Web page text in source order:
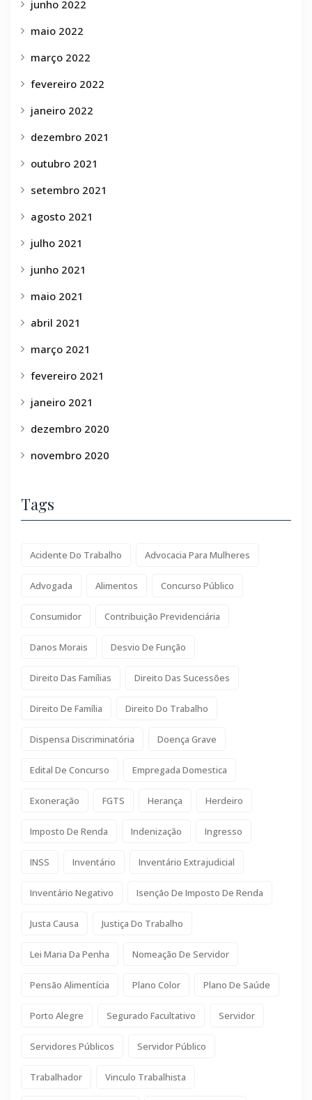
junho 2022
maio 2022
março 2022
fevereiro 2022
janeiro 2022
dezembro 2021
outubro 2021
setembro 2021
agosto 2021
julho 2021
junho 2021
maio 2021
abril 2021
março 2021
fevereiro 2021
janeiro 2021
dezembro 2020
novembro 2020
Tags
Acidente Do Trabalho Advocacia Para Mulheres
Advogada Alimentos Concurso Público
Consumidor Contribuição Previdenciária
Danos Morais Desvio De Função
Direito Das Famílias Direito Das Sucessões
Direito De Família Direito Do Trabalho
Dispensa Discriminatória Doença Grave
Edital De Concurso Empregada Domestica
Exoneração FGTS Herança Herdeiro
Imposto De Renda Indenização Ingresso
INSS Inventário Inventário Extrajudicial
Inventário Negativo Isenção De Imposto De Renda
Justa Causa Justiça Do Trabalho
Lei Maria Da Penha Nomeação De Servidor
Pensão Alimentícia Plano Color Plano De Saúde
Porto Alegre Segurado Facultativo Servidor
Servidores Públicos Servidor Público
Trabalhador Vinculo Trabalhista